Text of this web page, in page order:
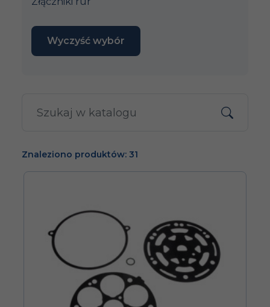
Wyczyść wybór
Znaleziono produktów: 31